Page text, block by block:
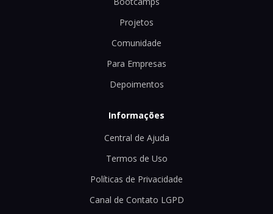
Projetos
Comunidade
Para Empresas
Depoimentos
Informações
Central de Ajuda
Termos de Uso
Políticas de Privacidade
Canal de Contato LGPD